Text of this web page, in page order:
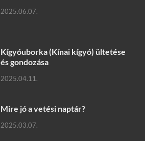
2025.06.07.
Kígyóuborka (Kínai kígyó) ültetése
és gondozása
2025.04.11.
Mire jó a vetési naptár?
2025.03.07.